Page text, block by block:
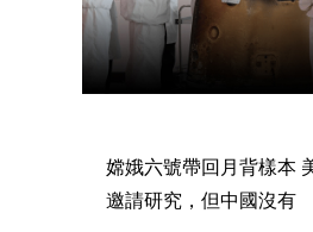
嫦娥六號帶回月背樣本
邀請研究，但中國沒有